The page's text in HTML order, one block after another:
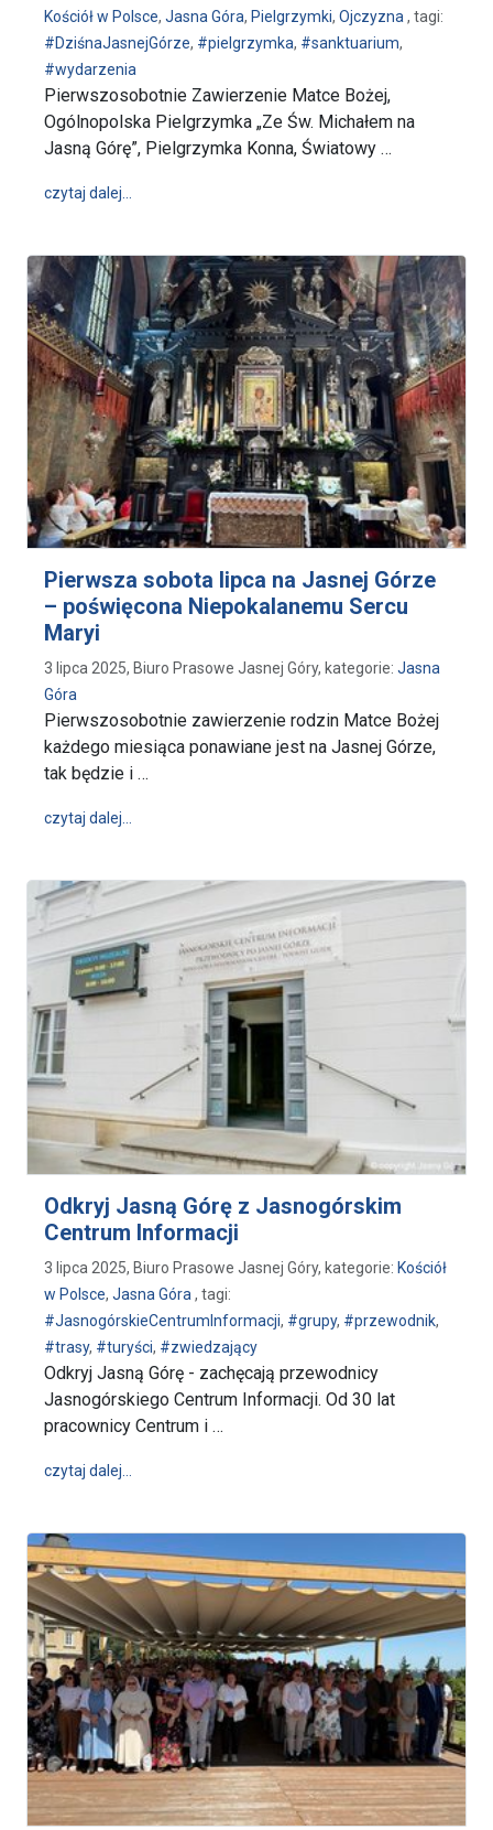
Kościół w Polsce, Jasna Góra, Pielgrzymki, Ojczyzna , tagi:
#DziśnaJasnejGórze, #pielgrzymka, #sanktuarium,
#wydarzenia
Pierwszosobotnie Zawierzenie Matce Bożej,
Ogólnopolska Pielgrzymka „Ze Św. Michałem na
Jasną Górę”, Pielgrzymka Konna, Światowy …
czytaj dalej…
Pierwsza sobota lipca na Jasnej Górze
– poświęcona Niepokalanemu Sercu
Maryi
3 lipca 2025, Biuro Prasowe Jasnej Góry, kategorie: Jasna
Góra
Pierwszosobotnie zawierzenie rodzin Matce Bożej
każdego miesiąca ponawiane jest na Jasnej Górze,
tak będzie i …
czytaj dalej…
Odkryj Jasną Górę z Jasnogórskim
Centrum Informacji
3 lipca 2025, Biuro Prasowe Jasnej Góry, kategorie: Kościół
w Polsce, Jasna Góra , tagi:
#JasnogórskieCentrumInformacji, #grupy, #przewodnik,
#trasy, #turyści, #zwiedzający
Odkryj Jasną Górę - zachęcają przewodnicy
Jasnogórskiego Centrum Informacji. Od 30 lat
pracownicy Centrum i …
czytaj dalej…